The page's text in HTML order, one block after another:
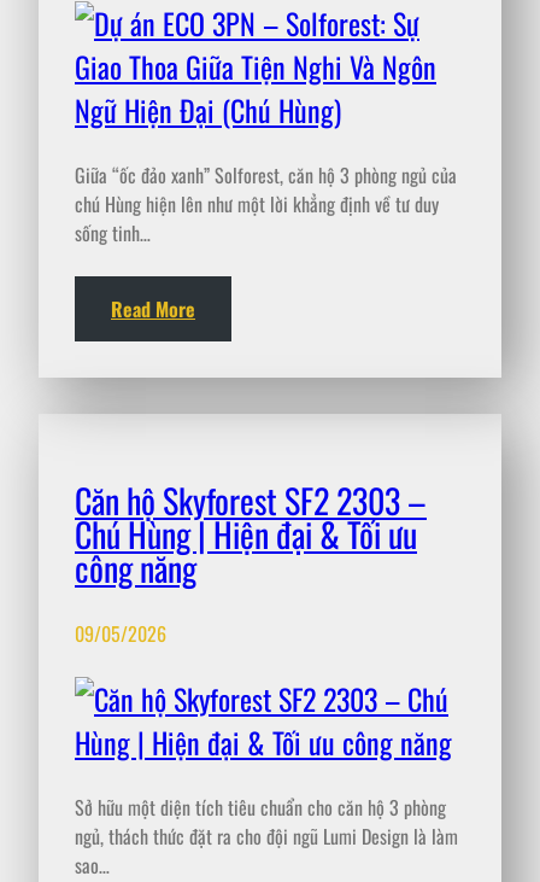
Giữa “ốc đảo xanh” Solforest, căn hộ 3 phòng ngủ của
chú Hùng hiện lên như một lời khẳng định về tư duy
sống tinh…
Read More
Căn hộ Skyforest SF2 2303 –
Chú Hùng | Hiện đại & Tối ưu
công năng
09/05/2026
Sở hữu một diện tích tiêu chuẩn cho căn hộ 3 phòng
ngủ, thách thức đặt ra cho đội ngũ Lumi Design là làm
sao…